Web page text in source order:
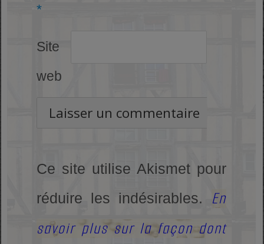
*
Site
web
Ce site utilise Akismet pour
réduire les indésirables. En
savoir plus sur la façon dont